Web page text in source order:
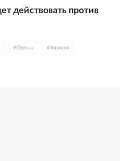
действовать против
#Одесса #Украина